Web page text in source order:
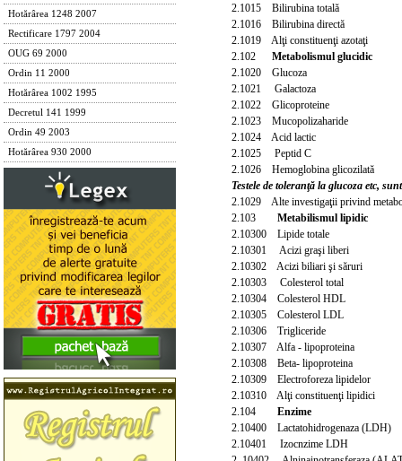
Hotărârea 1248 2007
Rectificare 1797 2004
OUG 69 2000
Ordin 11 2000
Hotărârea 1002 1995
Decretul 141 1999
Ordin 49 2003
Hotărârea 930 2000
2.1015 Bilirubina totală
2.1016 Bilirubina directă
2.1019 Alţi constituenţi azotaţi
2.102 Metabolismul glucidic
2.1020 Glucoza
2.1021 Galactoza
2.1022 Glicoproteine
2.1023 Mucopolizaharide
2.1024 Acid lactic
2.1025 Peptid C
2.1026
Hemoglobina glicozilată
Testele de toleranţă la glucoza etc,
2.1029 Alte investigaţii privind
2.103 Metabilismul lipidic
2.10300 Lipide totale
2.10301 Acizi graşi liberi
2.10302 Acizi biliari şi săruri
2.10303 Colesterol total
2.10304 Colesterol HDL
2.10305 Colesterol LDL
2.10306 Trigliceride
2.10307 Alfa - lipoproteina
2.10308 Beta- lipoproteina
2.10309 Electroforeza lipidelor
2.10310 Alţi constituenţi lipidici
2.104 Enzime
2.10400 Lactatohidrogenaza (LDH)
2.10401 Izocnzime LDH